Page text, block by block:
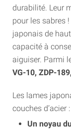
durabilité. Leur
pour les sabres
japonais de
capacité à
aiguiser. Parmi
VG-10, ZDP-
Les lames
couches d’acier :
Un noyau